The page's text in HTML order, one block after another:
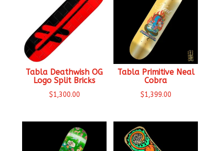
Tabla Deathwish OG
Logo Split Bricks
$1,300.00
Tabla Primitive Neal
Cobra
$1,399.00